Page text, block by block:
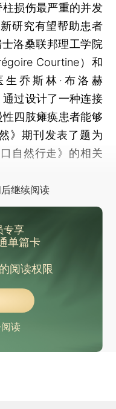
损伤最严重的并发
研究有望帮助患者
洛桑联邦理工学院
Courtine）和
乔斯林·布洛赫
过设计了一种连接
四肢瘫痪患者能够
》期刊发表了题为
自然行走》的相关
继续阅读
专享
单篇卡
阅读权限
读